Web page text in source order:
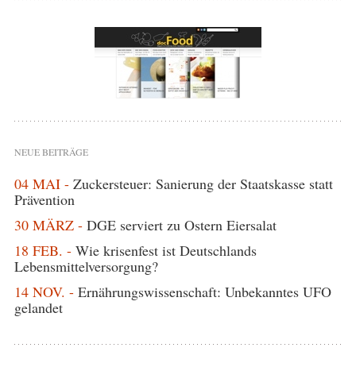
NEUE BEITRÄGE
04 MAI - Zuckersteuer: Sanierung der Staatskasse statt
Prävention
30 MÄRZ - DGE serviert zu Ostern Eiersalat
18 FEB. - Wie krisenfest ist Deutschlands
Lebensmittelversorgung?
14 NOV. - Ernährungswissenschaft: Unbekanntes UFO
gelandet